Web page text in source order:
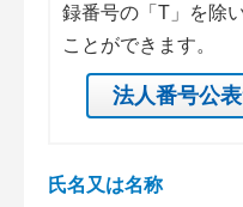
録番号の「T」を除
ことができます。
法人番号公
氏名又は名称